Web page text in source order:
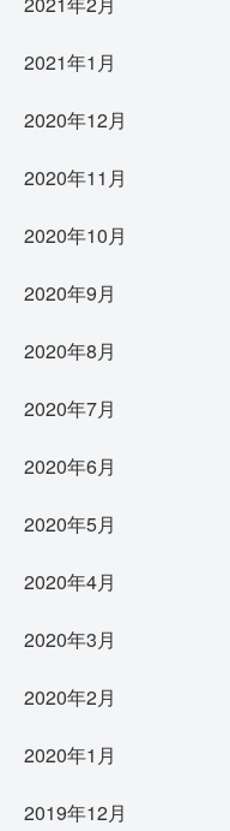
2021年1月
2020年12月
2020年11月
2020年10月
2020年9月
2020年8月
2020年7月
2020年6月
2020年5月
2020年4月
2020年3月
2020年2月
2020年1月
2019年12月